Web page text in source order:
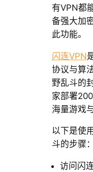
有VPN都
备强大加
此功能。
闪连VPN
协议与算
野乱斗的
家部署
海量游戏
以下是使
斗的步骤：
访问闪